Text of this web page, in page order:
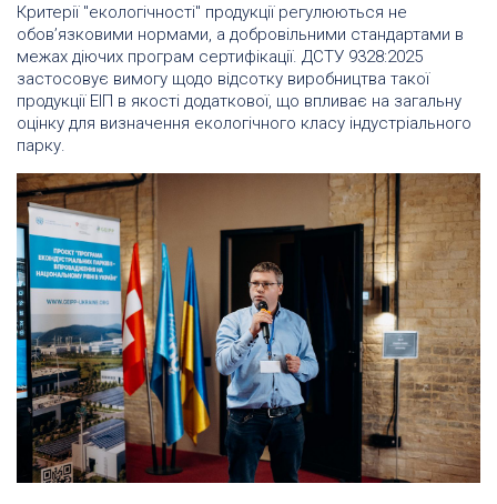
Критерії "екологічності" продукції регулюються не
обов’язковими нормами, а добровільними стандартами в
межах діючих програм сертифікації. ДСТУ 9328:2025
застосовує вимогу щодо відсотку виробництва такої
продукції ЕІП в якості додаткової, що впливає на загальну
оцінку для визначення екологічного класу індустріального
парку.